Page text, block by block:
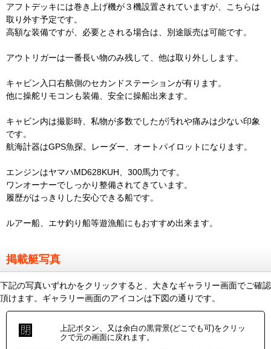
アフトデッキには巻き上げ機が３機設置されていますが、こちらは
取り外す予定です。
高額な装備ですが、必要とされる場合は、別途販売は可能です。
アウトリガーは一番長い物のみ残して、他は取り外しします。
キャビン入口右舷側のセカンドステーションが有ります。
他に操舵リモコンも装備、安全に操船出来ます。
キャビン内は撮影時、私物が多数でしたが汚れや痛みは少ない印象
です。
航海計器はGPS魚探。レーダー、オートパイロットになります。
エンジンはヤマハMD628KUH、300馬力です。
ワンオーナーでしっかり整備されてきています。
履歴がはっきりした安心できる船です。
ルアー船、エサ釣り船等遊漁船にもおすすめ出来ます。
掲載艇写真
下記の写真いずれかをクリックすると、大きなギャラリー画面でご確認
頂けます。ギャラリー画面のアイコンは下図の通りです。
上記ボタン、又は余白の黒背景(どこでも可)をクリッ
クで元の画面に戻れます。